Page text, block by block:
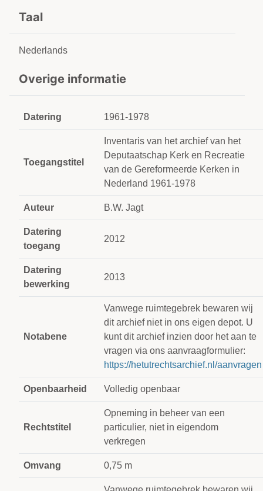
Taal
Nederlands
Overige informatie
Datering 1961-1978
Toegangstitel
Inventaris van het archief van het
Deputaatschap Kerk en Recreatie
van de Gereformeerde Kerken in
Nederland 1961-1978
Auteur B.W. Jagt
Datering
toegang
2012
Datering
bewerking
2013
Notabene
Vanwege ruimtegebrek bewaren wij
dit archief niet in ons eigen depot. U
kunt dit archief inzien door het aan te
vragen via ons aanvraagformulier:
https://hetutrechtsarchief.nl/aanvragen
Openbaarheid Volledig openbaar
Rechtstitel
Opneming in beheer van een
particulier, niet in eigendom
verkregen
Omvang 0,75 m